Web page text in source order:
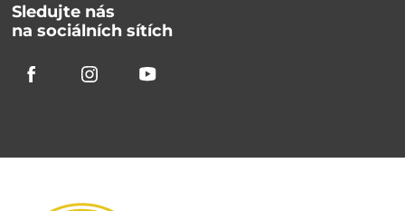
Sledujte nás
na sociálních sítích